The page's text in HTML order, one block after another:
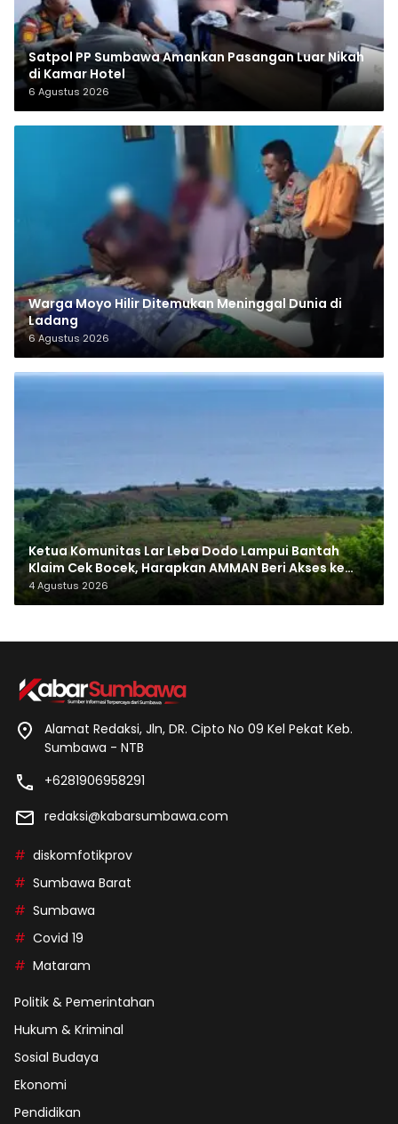
Satpol PP Sumbawa Amankan Pasangan Luar Nikah
di Kamar Hotel
6 Agustus 2026
Warga Moyo Hilir Ditemukan Meninggal Dunia di
Ladang
6 Agustus 2026
Ketua Komunitas Lar Leba Dodo Lampui Bantah
Klaim Cek Bocek, Harapkan AMMAN Beri Akses ke
Makam Leluhur
4 Agustus 2026
Alamat Redaksi, Jln, DR. Cipto No 09 Kel Pekat Keb.
Sumbawa - NTB
+6281906958291
redaksi@kabarsumbawa.com
diskomfotikprov
Sumbawa Barat
Sumbawa
Covid 19
Mataram
Politik & Pemerintahan
Hukum & Kriminal
Sosial Budaya
Ekonomi
Pendidikan